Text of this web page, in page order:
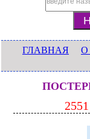
ГЛАВНАЯ О
2551